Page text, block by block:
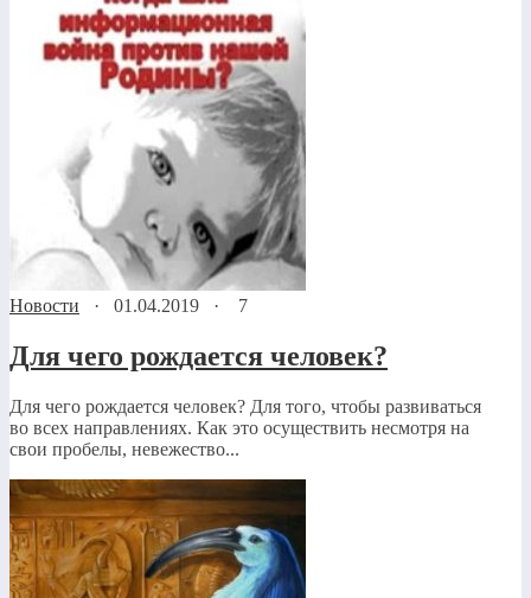
Новости · 01.04.2019 · 7
Для чего рождается человек?
Для чего рождается человек? Для того, чтобы развиваться
во всех направлениях. Как это осуществить несмотря на
свои пробелы, невежество...